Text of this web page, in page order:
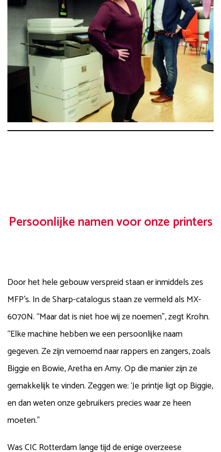
Persoonlijke namen voor onze printers
Door het hele gebouw verspreid staan er inmiddels zes
MFP’s. In de Sharp-catalogus staan ze vermeld als MX-
6070N. “Maar dat is niet hoe wij ze noemen”, zegt Krohn.
“Elke machine hebben we een persoonlijke naam
gegeven. Ze zijn vernoemd naar rappers en zangers, zoals
Biggie en Bowie, Aretha en Amy. Op die manier zijn ze
gemakkelijk te vinden. Zeggen we: ‘Je printje ligt op Biggie,
en dan weten onze gebruikers precies waar ze heen
moeten.”
Was CIC Rotterdam lange tijd de enige overzeese